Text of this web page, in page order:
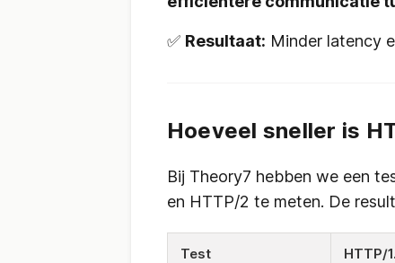
✅ Resultaat: Minder latency
Hoeveel sneller is
Bij Theory7 hebben we een
en HTTP/2 te meten. De
Test HTTP/